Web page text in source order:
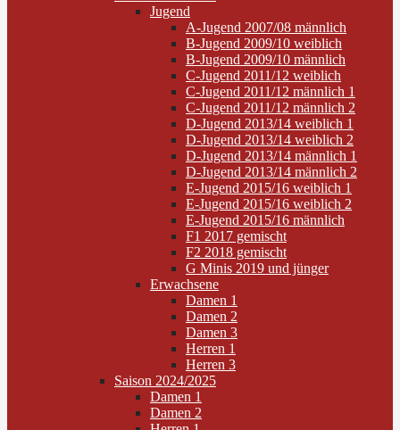
Jugend
A-Jugend 2007/08 männlich
B-Jugend 2009/10 weiblich
B-Jugend 2009/10 männlich
C-Jugend 2011/12 weiblich
C-Jugend 2011/12 männlich 1
C-Jugend 2011/12 männlich 2
D-Jugend 2013/14 weiblich 1
D-Jugend 2013/14 weiblich 2
D-Jugend 2013/14 männlich 1
D-Jugend 2013/14 männlich 2
E-Jugend 2015/16 weiblich 1
E-Jugend 2015/16 weiblich 2
E-Jugend 2015/16 männlich
F1 2017 gemischt
F2 2018 gemischt
G Minis 2019 und jünger
Erwachsene
Damen 1
Damen 2
Damen 3
Herren 1
Herren 3
Saison 2024/2025
Damen 1
Damen 2